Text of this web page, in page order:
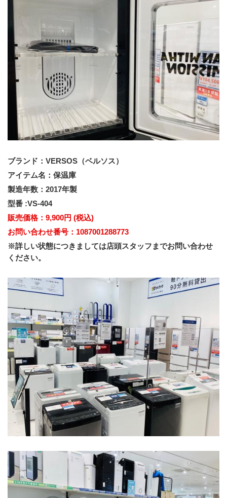
ブランド：VERSOS（ベルソス）
アイテム名：保温庫
製造年数：2017年製
型番 :VS-404
販売価格：9,900円 (税込)
お問い合わせ番号：1087001288773
※詳しい状態につきましては店頭スタッフまでお問い合わせ
ください。